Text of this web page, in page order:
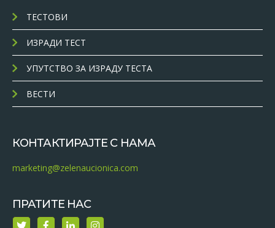
ТЕСТОВИ
ИЗРАДИ ТЕСТ
УПУТСТВО ЗА ИЗРАДУ ТЕСТА
ВЕСТИ
КОНТАКТИРАЈТЕ С НАМА
marketing@zelenaucionica.com
ПРАТИТЕ НАС